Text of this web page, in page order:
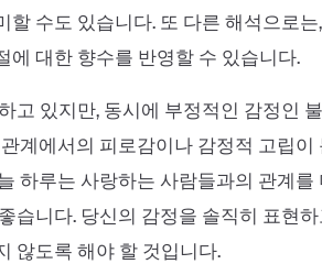
할 수도 있습니다. 또 다른 해석으로
에 대한 향수를 반영할 수 있습니다.
고 있지만, 동시에 부정적인 감정인
계에서의 피로감이나 감정적 고립이
하루는 사랑하는 사람들과의 관계를
습니다. 당신의 감정을 솔직히 표현
않도록 해야 할 것입니다.